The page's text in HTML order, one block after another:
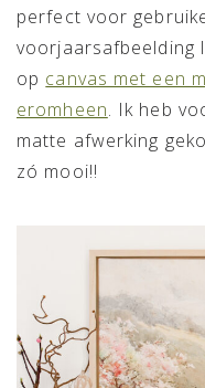
perfect voor
voorjaarsafbeelding
op canvas met een
eromheen. Ik heb
matte afwerking
zó mooi!!